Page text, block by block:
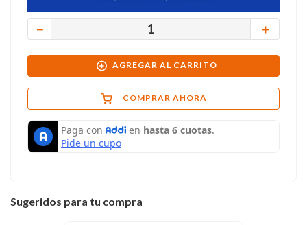
＋
－
AGREGAR AL CARRITO
COMPRAR AHORA
Sugeridos para tu compra